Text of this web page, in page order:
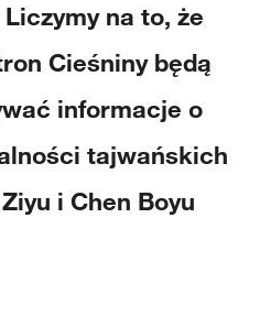
na to, że
Cieśniny będą
informacje o
tajwańskich
i Chen Boyu